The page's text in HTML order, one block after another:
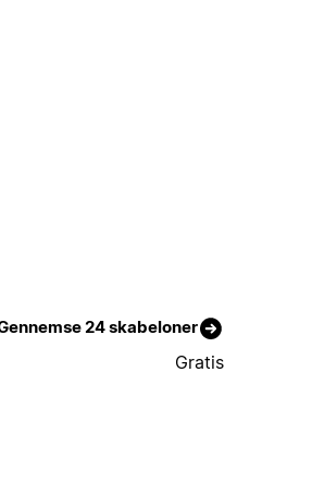
24 skabeloner
Gratis